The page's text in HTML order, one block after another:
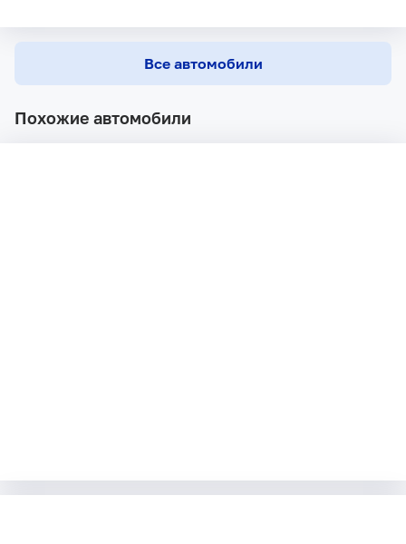
Все автомобили
Похожие автомобили